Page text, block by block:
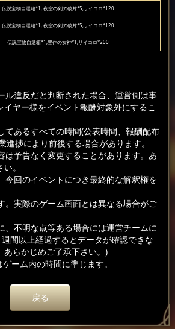
伝説宝物自選箱*1, 夜空の剣の破片*5,サイコロ*120
伝説宝物自選箱*1, 夜空の剣の破片*5,サイコロ*120
伝説宝物自選箱*1,豊作の女神*1,サイコロ*200
違反だと判断された場合、運営側は事
ヤー様をイベント報酬対象外にするこ
あるすべての時間(公表時間、報酬配布
進捗により前後する場合があります。
予告なく変更することがあります。あ
。
回のイベントにつき最終的な解釈権を
実際のゲーム画面とは異なる場合がご
不明な点等ある場合には運営チームに
間以上経過するとデータが確認できな
あらかじめご了承下さい。)
ーム内の時間に準じます。
戻る